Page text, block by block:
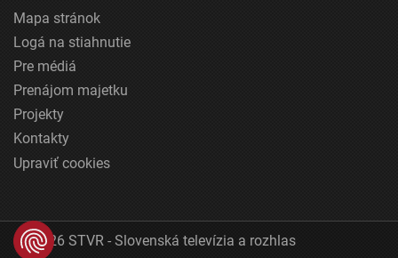
Mapa stránok
Logá na stiahnutie
Pre médiá
Prenájom majetku
Projekty
Kontakty
Upraviť cookies
© 2026 STVR - Slovenská televízia a rozhlas